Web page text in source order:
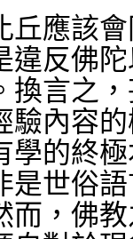
丘應該
違反佛
換言之
驗內容
學的終
是世俗
而，佛